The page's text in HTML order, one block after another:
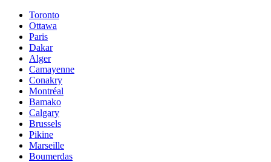
Toronto
Ottawa
Paris
Dakar
Alger
Camayenne
Conakry
Montréal
Bamako
Calgary
Brussels
Pikine
Marseille
Boumerdas